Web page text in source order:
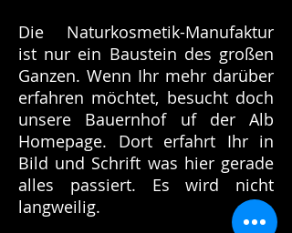
Die Naturkosmetik-Manufaktur
ist nur ein Baustein des großen
Ganzen. Wenn Ihr mehr darüber
erfahren möchtet, besucht doch
unsere Bauernhof uf der Alb
Homepage. Dort erfahrt Ihr in
Bild und Schrift was hier gerade
alles passiert. Es wird nicht
langweilig.